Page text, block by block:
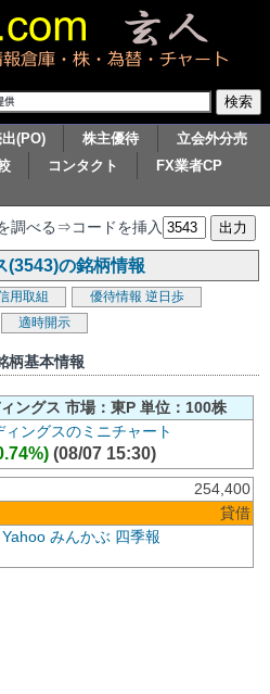
(PO) 株主優待
立会外分売
コンタクト
FX業者CP
調べる⇒コードを挿入
(3543)の銘柄情報
用取組 優待情報 逆日歩
適時開示
柄基本情報
ングス 市場：東P 単位：100株
(08/07 15:30)
254,400
貸借
Yahoo みんかぶ 四季報